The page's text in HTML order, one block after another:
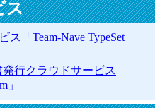
ス
「Team-Nave TypeSet
行クラウドサービス
」